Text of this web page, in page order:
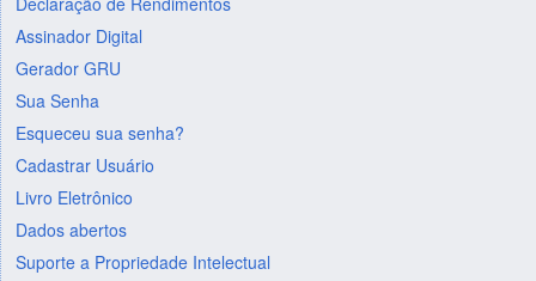
Assinador Digital
Gerador GRU
Sua Senha
Esqueceu sua senha?
Cadastrar Usuário
Livro Eletrônico
Dados abertos
Suporte a Propriedade Intelectual